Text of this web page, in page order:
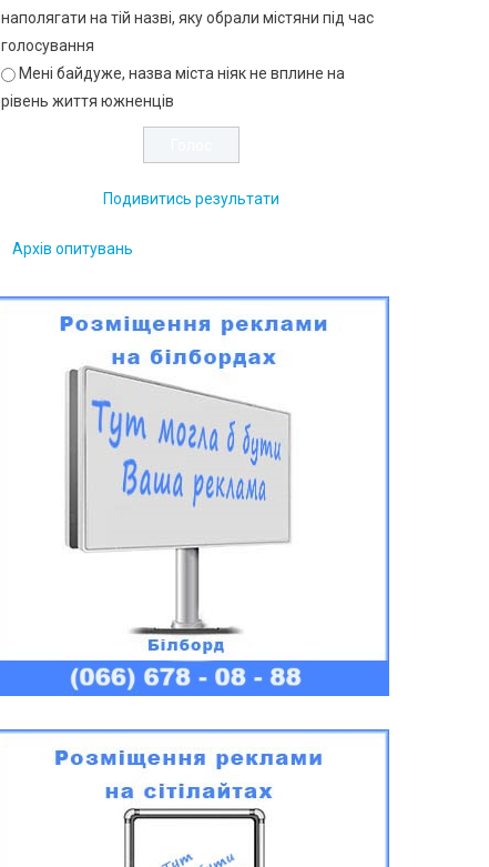
наполягати на тій назві, яку обрали містяни під час
голосування
Мені байдуже, назва міста ніяк не вплине на
рівень життя южненців
Подивитись результати
Архів опитувань